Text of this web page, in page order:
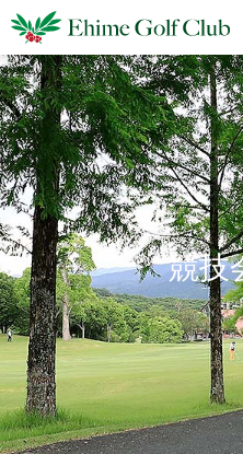
新
コー
クラ
レス
年間ス
宿泊・
競技